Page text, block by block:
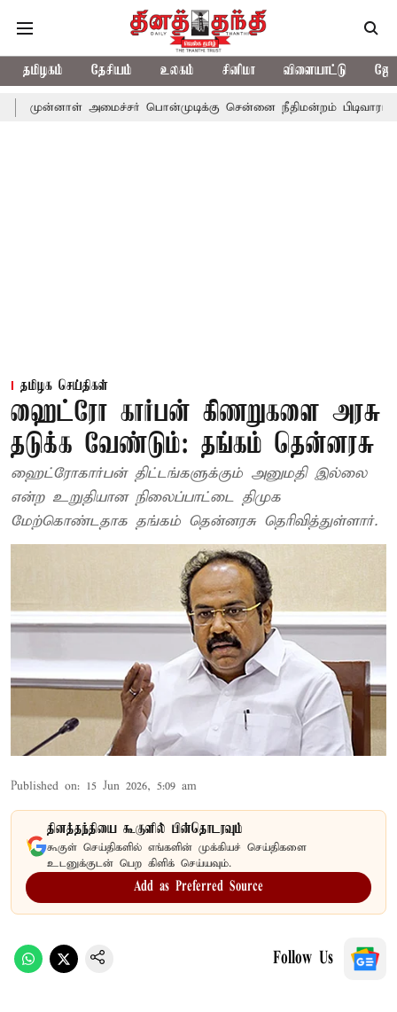
தமிழகம் தேசியம் உலகம் சினிமா விளையாட்டு
அமைச்சர் பொன்முடிக்கு சென்னை நீதிமன்றம் பிடிவாராண்ட்
தமிழக செய்திகள்
ஹைட்ரோ கார்பன் கிணறுகளை அரசு
தடுக்க வேண்டும்: தங்கம் தென்னரசு
ஹைட்ரோகார்பன் திட்டங்களுக்கும் அனுமதி இல்லை
என்ற உறுதியான நிலைப்பாட்டை திமுக
மேற்கொண்டதாக தங்கம் தென்னரசு தெரிவித்துள்ளார்.
Published on: 15 Jun 2026, 5:09 am
தினத்தந்தியை கூகுளில் பின்தொடரவும்
கூகுள் செய்திகளில் எங்களின் முக்கியச் செய்திகளை
உடனுக்குடன் பெற கிளிக் செய்யவும்.
Add as Preferred Source
Follow Us